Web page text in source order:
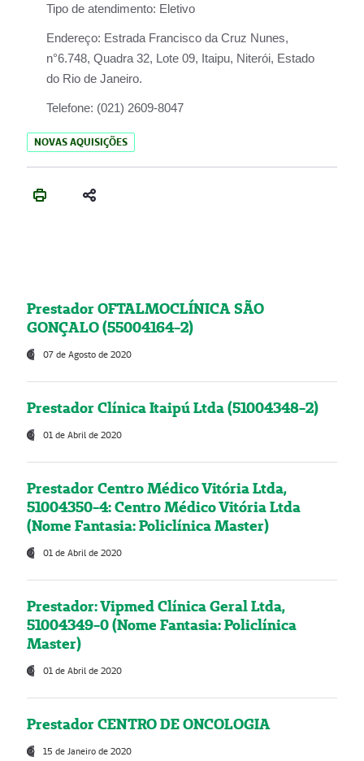
Tipo de atendimento: Eletivo
Endereço: Estrada Francisco da Cruz Nunes,
n°6.748, Quadra 32, Lote 09, Itaipu, Niterói, Estado
do Rio de Janeiro.
Telefone: (021) 2609-8047
NOVAS AQUISIÇÕES
Prestador OFTALMOCLÍNICA SÃO
GONÇALO (55004164-2)
07 de Agosto de 2020
Prestador Clínica Itaipú Ltda (51004348-2)
01 de Abril de 2020
Prestador Centro Médico Vitória Ltda,
51004350-4: Centro Médico Vitória Ltda
(Nome Fantasia: Policlínica Master)
01 de Abril de 2020
Prestador: Vipmed Clínica Geral Ltda,
51004349-0 (Nome Fantasia: Policlínica
Master)
01 de Abril de 2020
Prestador CENTRO DE ONCOLOGIA
15 de Janeiro de 2020